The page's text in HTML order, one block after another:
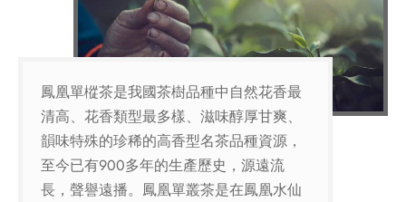
鳳凰單樅茶是我國茶樹品種中自然花香最
清高、花香類型最多樣、滋味醇厚甘爽、
韻味特殊的珍稀的高香型名茶品種資源，
至今已有900多年的生產歷史，源遠流
長，聲譽遠播。鳳凰單叢茶是在鳳凰水仙